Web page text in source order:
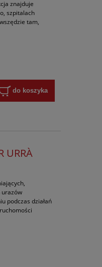
znajduje
szpitalach
tam,
do koszyka
URRÀ
urazów
podczas działań